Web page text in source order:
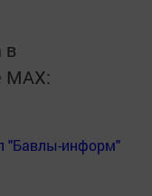
в
MАХ:
"Бавлы-информ"